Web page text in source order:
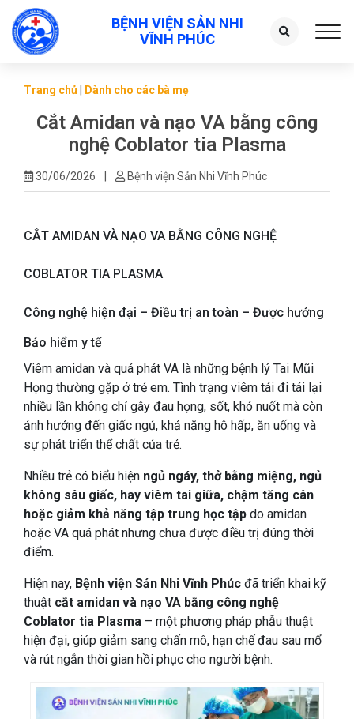
BỆNH VIỆN SẢN NHI
VĨNH PHÚC
Trang chủ Dành cho các bà mẹ
Cắt Amidan và nạo VA bằng công
nghệ Coblator tia Plasma
30/06/2026 Bệnh viện Sản Nhi Vĩnh Phúc
CẮT AMIDAN VÀ NẠO VA BẰNG CÔNG NGHỆ
COBLATOR TIA PLASMA
Công nghệ hiện đại – Điều trị an toàn – Được hưởng
Bảo hiểm y tế
Viêm amidan và quá phát VA là những bệnh lý Tai Mũi
Họng thường gặp ở trẻ em. Tình trạng viêm tái đi tái lại
nhiều lần không chỉ gây đau họng, sốt, khó nuốt mà còn
ảnh hưởng đến giấc ngủ, khả năng hô hấp, ăn uống và
sự phát triển thể chất của trẻ.
Nhiều trẻ có biểu hiện ngủ ngáy, thở bằng miệng, ngủ
không sâu giấc, hay viêm tai giữa, chậm tăng cân
hoặc giảm khả năng tập trung học tập do amidan
hoặc VA quá phát nhưng chưa được điều trị đúng thời
điểm.
Hiện nay, Bệnh viện Sản Nhi Vĩnh Phúc đã triển khai kỹ
thuật cắt amidan và nạo VA bằng công nghệ
Coblator tia Plasma – một phương pháp phẫu thuật
hiện đại, giúp giảm sang chấn mô, hạn chế đau sau mổ
và rút ngắn thời gian hồi phục cho người bệnh.